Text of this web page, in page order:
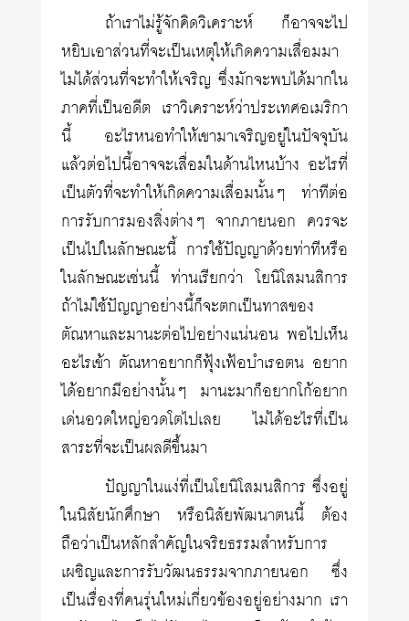
ถ้าเราไม่รู้จักคิดวิเคราะห์ ก็อาจจะไป
หยิบเอาส่วนที่จะเป็นเหตุให้เกิดความเสื่อมมา
ไม่ได้ส่วนที่จะทำให้เจริญ ซึ่งมักจะพบได้มากใน
ภาคที่เป็นอดีต เราวิเคราะห์ว่าประเทศอเมริกา
นี้ อะไรหนอทำให้เขามาเจริญอยู่ในปัจจุบัน
แล้วต่อไปนี้อาจจะเสื่อมในด้านไหนบ้าง อะไรที่
เป็นตัวที่จะทำให้เกิดความเสื่อมนั้นๆ ท่าทีต่อ
การรับการมองสิ่งต่างๆ จากภายนอก ควรจะ
เป็นไปในลักษณะนี้ การใช้ปัญญาด้วยท่าทีหรือ
ในลักษณะเช่นนี้ ท่านเรียกว่า โยนิโสมนสิการ
ถ้าไม่ใช้ปัญญาอย่างนี้ก็จะตกเป็นทาสของ
ตัณหาและมานะต่อไปอย่างแน่นอน พอไปเห็น
อะไรเข้า ตัณหาอยากก็ฟุ้งเฟ้อบำเรอตน อยาก
ได้อยากมีอย่างนั้นๆ มานะมาก็อยากโก้อยาก
เด่นอวดใหญ่อวดโตไปเลย ไม่ได้อะไรที่เป็น
สาระที่จะเป็นผลดีขึ้นมา
ปัญญาในแง่ที่เป็นโยนิโสมนสิการ ซึ่งอยู่
ในนิสัยนักศึกษา หรือนิสัยพัฒนาตนนี้ ต้อง
ถือว่าเป็นหลักสำคัญในจริยธรรมสำหรับการ
เผชิญและการรับวัฒนธรรมจากภายนอก ซึ่ง
เป็นเรื่องที่คนรุ่นใหม่เกี่ยวข้องอยู่อย่างมาก เรา